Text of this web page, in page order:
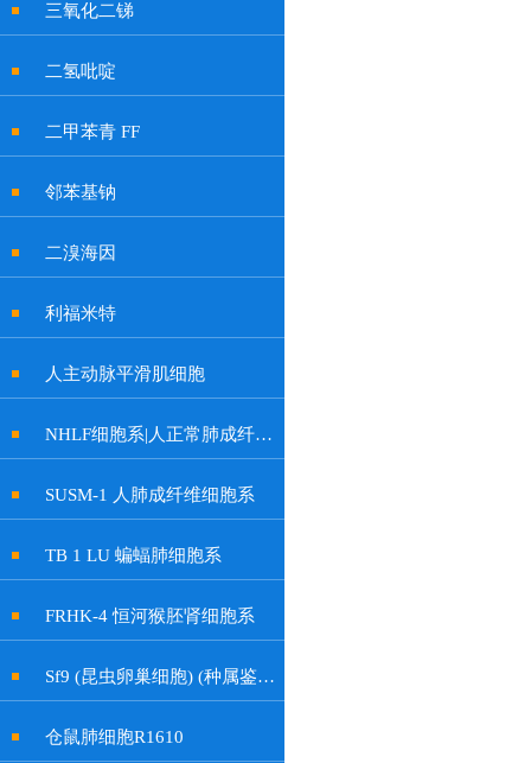
三氧化二锑
二氢吡啶
二甲苯青 FF
邻苯基钠
二溴海因
利福米特
人主动脉平滑肌细胞
NHLF细胞系|人正常肺成纤维细胞
SUSM-1 人肺成纤维细胞系
TB 1 LU 蝙蝠肺细胞系
FRHK-4 恒河猴胚肾细胞系
Sf9 (昆虫卵巢细胞) (种属鉴定正确)
仓鼠肺细胞R1610